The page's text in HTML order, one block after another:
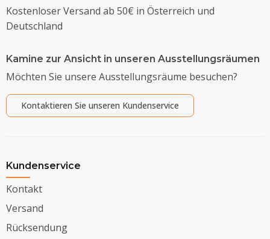
Kostenloser Versand ab 50€ in Österreich und
Deutschland
Kamine zur Ansicht in unseren Ausstellungsräumen
Möchten Sie unsere Ausstellungsräume besuchen?
Kontaktieren Sie unseren Kundenservice
Kundenservice
Kontakt
Versand
Rücksendung